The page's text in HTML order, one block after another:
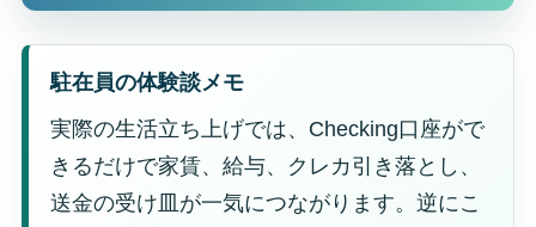
駐在員の体験談メモ
実際の生活立ち上げでは、Checking口座がで
きるだけで家賃、給与、クレカ引き落とし、
送金の受け皿が一気につながります。逆にこ